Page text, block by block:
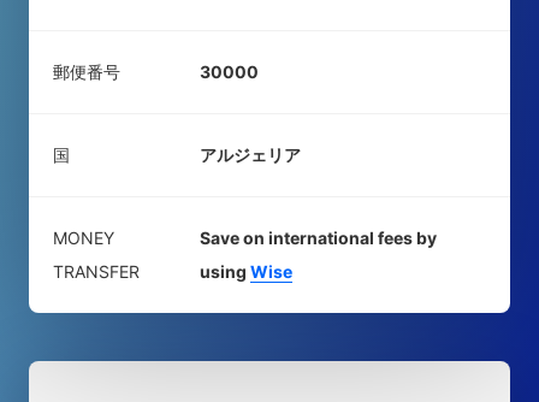
郵便番号 30000
国 アルジェリア
MONEY
TRANSFER
Save on international fees by
using Wise